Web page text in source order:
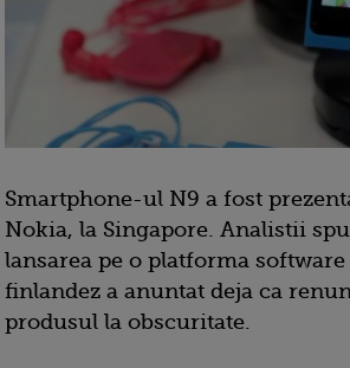
Smartphone-ul N9 a fost
Nokia, la Singapore. Analistii
lansarea pe o platforma
finlandez a anuntat deja ca
produsul la obscuritate.